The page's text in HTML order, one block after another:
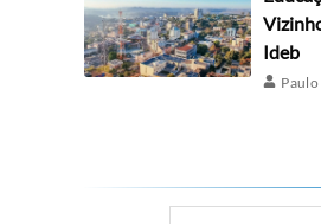
Ideb